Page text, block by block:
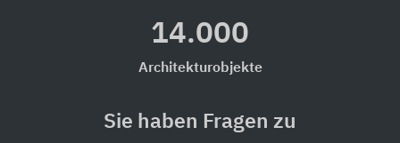
14.000
Architekturobjekte
Sie haben Fragen zu